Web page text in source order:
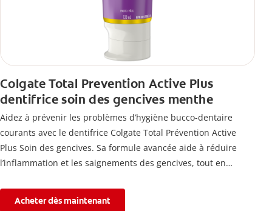
Colgate Total Prevention Active Plus
dentifrice soin des gencives menthe
Aidez à prévenir les problèmes d’hygiène bucco-dentaire
courants avec le dentifrice Colgate Total Prévention Active
Plus Soin des gencives. Sa formule avancée aide à réduire
l’inflammation et les saignements des gencives, tout en
l’érosion de l’émail.
Acheter dès maintenant